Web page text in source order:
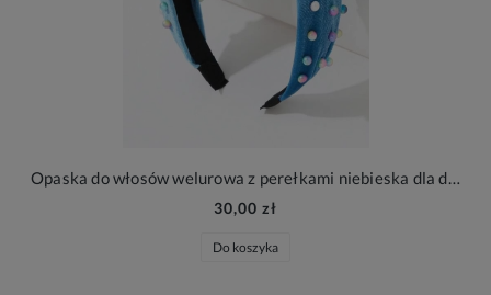
Opaska do włosów welurowa z perełkami niebieska dla dziewczynki
30,00 zł
Do koszyka